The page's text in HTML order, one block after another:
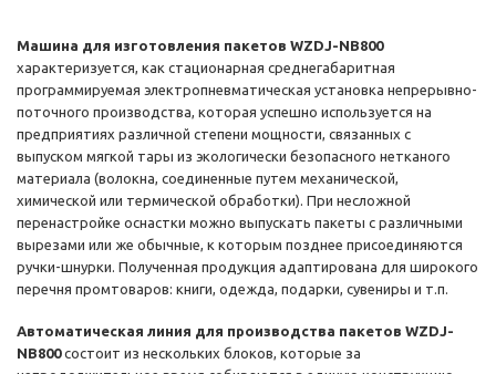
Машина для изготовления пакетов WZDJ-NB800
характеризуется, как стационарная среднегабаритная
программируемая электропневматическая установка непрерывно-
поточного производства, которая успешно используется на
предприятиях различной степени мощности, связанных с
выпуском мягкой тары из экологически безопасного нетканого
материала (волокна, соединенные путем механической,
химической или термической обработки). При несложной
перенастройке оснастки можно выпускать пакеты с различными
вырезами или же обычные, к которым позднее присоединяются
ручки-шнурки. Полученная продукция адаптирована для широкого
перечня промтоваров: книги, одежда, подарки, сувениры и т.п.
Автоматическая линия для производства пакетов WZDJ-
NB800состоит из нескольких блоков, которые за